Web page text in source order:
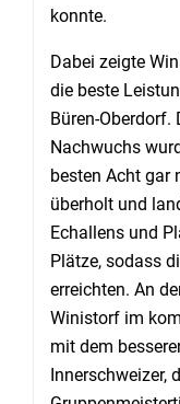
konnte.
Dabei zeigte
die beste
Büren-Oberdorf.
Nachwuchs
besten Acht gar
überholt und
Echallens und
Plätze, sodass
erreichten. An
Winistorf im
mit dem
Innerschweizer,